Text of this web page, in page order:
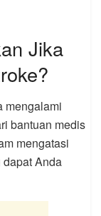
Jika
mengalami
bantuan medis
mengatasi
Anda